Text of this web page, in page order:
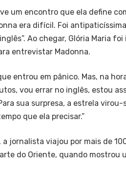
um encontro que ela define
era difícil. Foi
Ao chegar, Glória Maria
entrevistar Madonna.
entrou em pânico. Mas, na
vou errar no inglês, estou
sua surpresa, a estrela
que ela precisar.”
jornalista viajou por mais de
do Oriente, quando mostrou